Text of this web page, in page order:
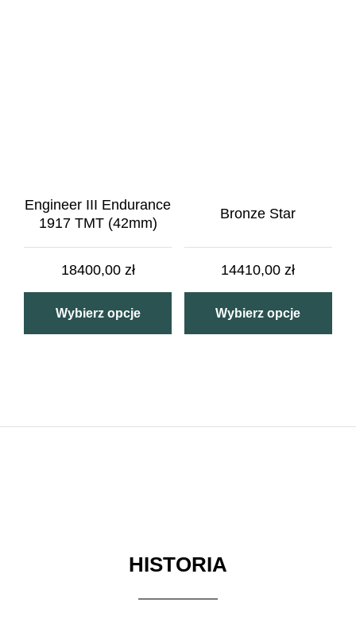
Engineer III Endurance
1917 TMT (42mm)
18400,00 zł
Wybierz opcje
Bronze Star
14410,00zł
Wybierz opcje
HISTORIA